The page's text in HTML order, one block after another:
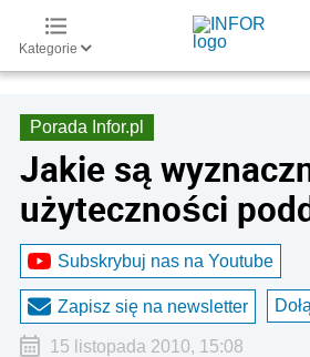
Kategorie
Porada Infor.pl
Jakie są
użyteczności
Subskrybuj nas na Youtube
Zapisz się na newsletter
15 listopada 2010, 15:08